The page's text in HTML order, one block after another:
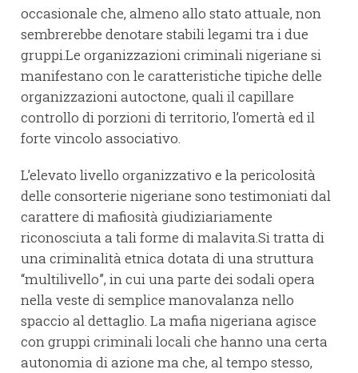
occasionale che, almeno allo stato attuale, non
sembrerebbe denotare stabili legami tra i due
gruppi.Le organizzazioni criminali nigeriane si
manifestano con le caratteristiche tipiche delle
organizzazioni autoctone, quali il capillare
controllo di porzioni di territorio, l’omertà ed il
forte vincolo associativo.
L’elevato livello organizzativo e la pericolosità
delle consorterie nigeriane sono testimoniati dal
carattere di mafiosità giudiziariamente
riconosciuta a tali forme di malavita.Si tratta di
una criminalità etnica dotata di una struttura
“multilivello”, in cui una parte dei sodali opera
nella veste di semplice manovalanza nello
spaccio al dettaglio. La mafia nigeriana agisce
con gruppi criminali locali che hanno una certa
autonomia di azione ma che, al tempo stesso,